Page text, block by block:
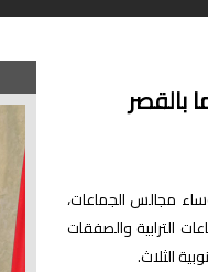
بالقصر
مجالس الجماعات،
للجماعات الترابية والصفقات
الثلاث.